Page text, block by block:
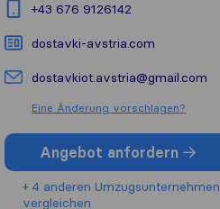
+43 676 9126142
dostavki-avstria.com
dostavkiot.avstria@gmail.com
Eine Änderung vorschlagen?
Angebot anfordern
+ 4 anderen Umzugs​unternehmen
vergleichen